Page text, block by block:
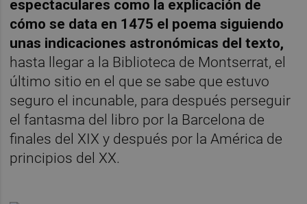
espectaculares como la explicación de
cómo se data en 1475 el poema siguiendo
unas indicaciones astronómicas del texto,
hasta llegar a la Biblioteca de Montserrat, el
último sitio en el que se sabe que estuvo
seguro el incunable, para después perseguir
el fantasma del libro por la Barcelona de
finales del XIX y después por la América de
principios del XX.